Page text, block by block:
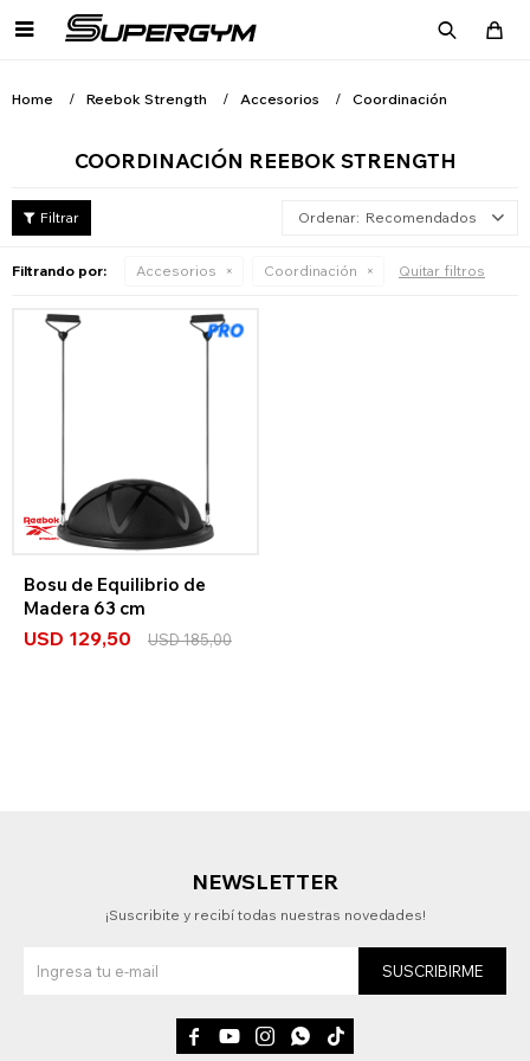

Home Reebok Strength Accesorios Coordinación
COORDINACIÓN REEBOK STRENGTH
Recomendados
Filtrando por: Accesorios Coordinación Quitar filtros
Bosu de Equilibrio de
Madera 63 cm
USD 129,50 USD185,00
NEWSLETTER
¡Suscribite y recibí todas nuestras novedades!
SUSCRIBIRME
    